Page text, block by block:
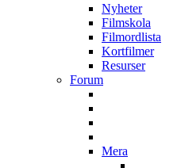
Nyheter
Filmskola
Filmordlista
Kortfilmer
Resurser
Forum
Mera